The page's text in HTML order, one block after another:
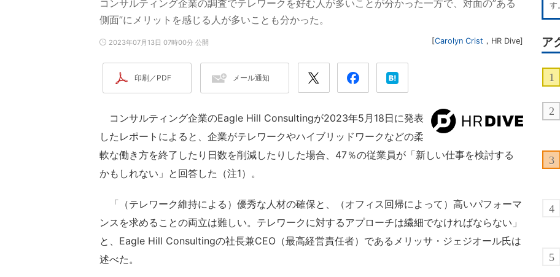
コンサルティング企業の調査でテレワークを好む人が多いことが分かった一方で、対面の”ある
側面”にメリットを感じる人が多いことも分かった。
2023年07月13日 07時00分 公開 [Carolyn Crist ， HR Dive]
印刷／PDF メール通知
コンサルティング企業のEagle Hill Consultingが2023年5月18日に発表
したレポートによると、企業がテレワークやハイブリッドワークなどの柔
軟な働き方を終了したり日数を削減したりした場合、47％の従業員が「新しい仕事を検討する
かもしれない」と回答した（注1）。
「（テレワーク維持による）優秀な人材の確保と、（オフィス回帰によって）高いパフォーマ
ンスを求めることの両立は難しい。テレワークに対するアプローチは繊細でなければならない」
と、Eagle Hill Consultingの社長兼CEO（最高経営責任者）であるメリッサ・ジェジオール氏は
述べた。
す
ア